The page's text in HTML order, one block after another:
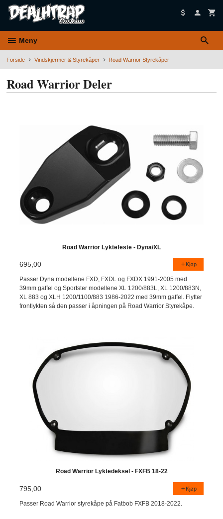
Meny
Forside Vindskjermer & Styrekåper Road Warrior Styrekåper
Road Warrior Deler
Road Warrior Lyktefeste - Dyna/XL
695,00 Kjøp
Passer Dyna modellene FXD, FXDL og FXDX 1991-2005 med
39mm gaffel og Sportster modellene XL 1200/883L, XL 1200/883N,
XL 883 og XLH 1200/1100/883 1986-2022 med 39mm gaffel. Flytter
frontlykten så den passer i åpningen på Road Warrior Styrekåpe.
Road Warrior Lyktedeksel - FXFB 18-22
795,00 Kjøp
Passer Road Warrior styrekåpe på Fatbob FXFB 2018-2022.